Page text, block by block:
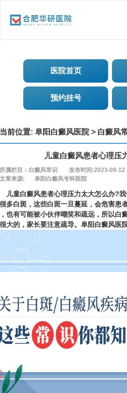
医院首页
预约挂号
当前位置:阜阳白癜风医院> 白癜风
儿童白癜风患者心理压
所属栏目：白癜风常识 发布时间:2023-09-12
文章来源:
阜阳白癜风专科医院
儿童白癜风患者心理压力太大怎么办?
多白斑，这些白斑一旦蔓延，会危害患
也有可能被小伙伴嘲笑和疏远，所以白
大的，家长要注意疏导。 阜阳白癜风医